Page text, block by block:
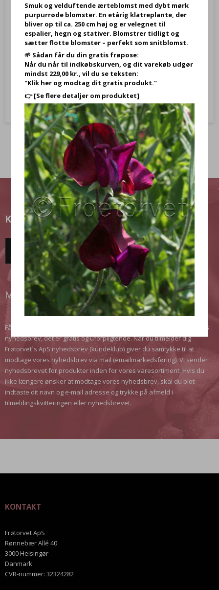
H: 13 cm, Glas Vandmand og med ophæng, vælg
109,95 DKK
49,95 DKK
Vis produkt
KUNDEKLUB
TILMELD DIG HER!
MODTAG VORES NYHEDSBREV
Få de seneste nyheder, opnå rabatter, få gode tips. Meld dig til vores
nyhedsbrev, det er gratis og uforpligtende. Når du tilmelder dig
Frøtorvet´s ApS nyhedsbrev (kundeklub) giver du samtykke til at
modtage vores nyhedsbrev via mail (emailmarkedsføring). Vi sender
nyhedsbrevet for produkter inden for vores varesortiment. Hvis du
ikke længere ønsker at modtage vores nyhedsbrev, skal du blot
indtaste dit navn og e-mail adresse og trykke på afmeld i
tilmeldingskvitteringen eller nyhedsbrevet.
KONTAKT
Frøtorvet ApS
Rønnebær Allé 40
3000 Helsingør
Danmark
CVR-nummer: 32324282
Smuk og velduftende ærteblomst med dybt mørk
purpurrøde blomster. En etårig klatreplante, der
bliver op til ca. 250 cm høj og er velegnet til
espalier, hegn og stativer. Blomstrer tidligt og
sætter flotte blomster – perfekt som snitblomst.
🌱 Sådan får du din gratis frøpose:
Når du når til indkøbskurven, og dit varekøb udgør
mindst 229,00 kr., vil du se teksten:
"Klik her og modtag dit gratis produkt."
👉[Se flere detaljer om produktet]